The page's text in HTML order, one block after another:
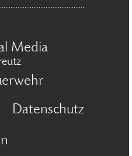
Media
Datenschutz